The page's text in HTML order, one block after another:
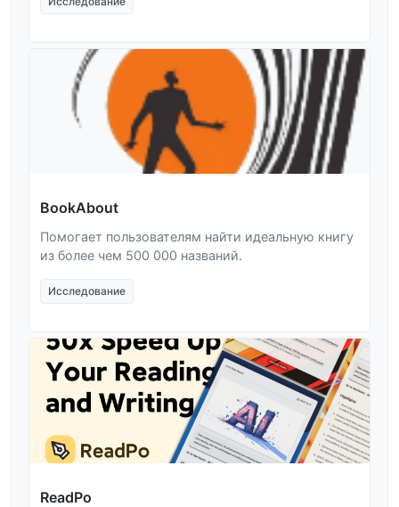
BookAbout
Помогает пользователям найти идеальную книгу
из более чем 500 000 названий.
Исследование
ReadPo